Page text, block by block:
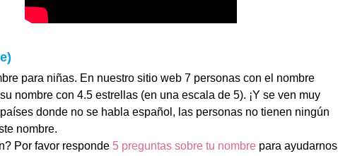
para niñas. En nuestro sitio web 7 personas con el nombre
nombre con 4.5 estrellas (en una escala de 5). ¡Y se ven muy
donde no se habla español, las personas no tienen ningún
nombre.
Por favor responde 5 preguntas sobre tu nombre para ayudarnos